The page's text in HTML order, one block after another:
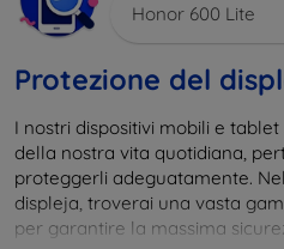
Honor 600 Lite
Protezione del
I nostri dispositivi mobili e
della nostra vita quotidiana,
proteggerli adeguatamente.
displeja, troverai una vasta
per garantire la massima